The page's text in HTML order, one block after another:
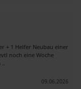
+ 1 Helfer Neubau einer
noch eine Woche
09.06.2026